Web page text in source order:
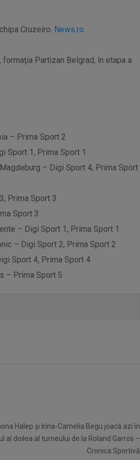
Cruzeiro. News.ro
Partizan Belgrad, în etapa a
– Prima Sport 2
Sport 1, Prima Sport 1
– Digi Sport 4, Prima Sport
Prima Sport 3
Sport 3
– Digi Sport 1, Prima Sport 1
– Digi Sport 2, Prima Sport 2
Sport 4, Prima Sport 4
– Prima Sport 5
Halep şi Irina-Camelia Begu joacă azi în
al doilea al turneului de la Roland Garros –
Cronica Sportivă